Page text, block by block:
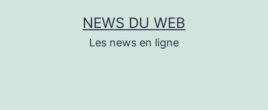
NEWS DU WEB
Les news en ligne